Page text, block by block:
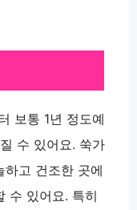
보통 1년 정도예
수 있어요. 쑥가
고 건조한 곳에
수 있어요. 특히